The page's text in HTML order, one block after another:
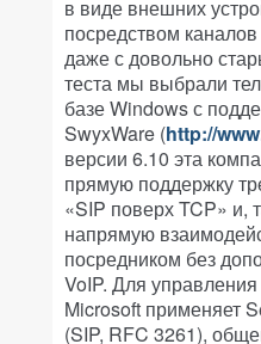
в виде внешних
посредством
даже с довольно
теста мы выбрали
базе Windows с
SwyxWare (http://
версии 6.10 эта
прямую поддержку
«SIP поверх TCP» и,
напрямую
посредником без
VoIP. Для
Microsoft применяет
(SIP, RFC 3261),